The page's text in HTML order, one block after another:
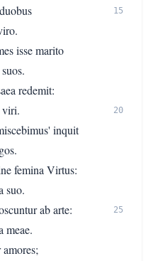
15
isse marito
redemit:
viri.
20
inquit
femina Virtus:
suo.
ab arte:
25
meae.